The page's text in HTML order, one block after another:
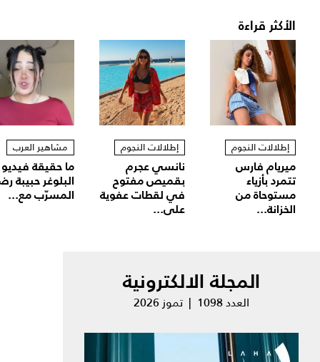
الأكثر قراءة
إطلالات النجوم
ميريام فارس
تتمرد بأزياء
مستوحاة من
الخزانة...
إطلالات النجوم
نانسي عجرم
بقميص مفتوح
في لقطات عفوية
على...
مشاهير العرب
ما حقيقة فيديو
البلوغر حبيبة
المسرّب مع...
المجلة الالكترونية
العدد 1098 | تموز 2026